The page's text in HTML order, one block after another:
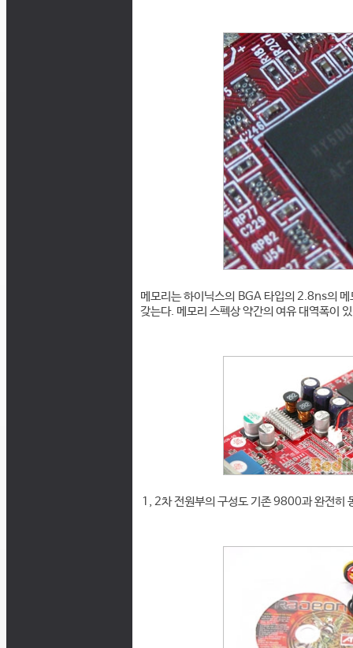
메모리는 하이닉스의 BGA 타입의 2.8ns의
갖는다. 메모리 스펙상 약간의 여유 대역폭이
1, 2차 전원부의 구성도 기존 9800과 완전히